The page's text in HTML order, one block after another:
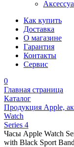
Как купить
Доставка
О магазине
Гарантия
Контакты
Сервис
0
Главная страница
Каталог
Продукция Apple,
Watch
Series 4
Часы Apple Watch
with Black Sport